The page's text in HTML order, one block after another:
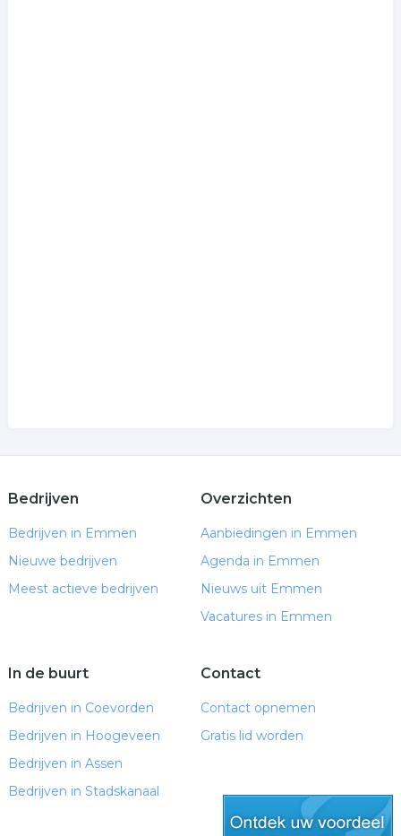
Bedrijven
Bedrijven in Emmen
Nieuwe bedrijven
Meest actieve bedrijven
Overzichten
Aanbiedingen in Emmen
Agenda in Emmen
Nieuws uit Emmen
Vacatures in Emmen
In de buurt
Bedrijven in Coevorden
Bedrijven in Hoogeveen
Bedrijven in Assen
Bedrijven in Stadskanaal
Contact
Contact opnemen
Gratis lid worden